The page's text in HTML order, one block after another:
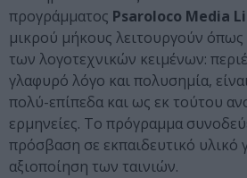
προγράμματος Psaroloco Μedia
μικρού μήκους λειτουργούν όπως
των λογοτεχνικών κειμένων:
γλαφυρό λόγο και πολυσημία,
πολύ-επίπεδα και ως εκ τούτου
ερμηνείες. Το πρόγραμμα
πρόσβαση σε εκπαιδευτικό υλικό
αξιοποίηση των ταινιών.